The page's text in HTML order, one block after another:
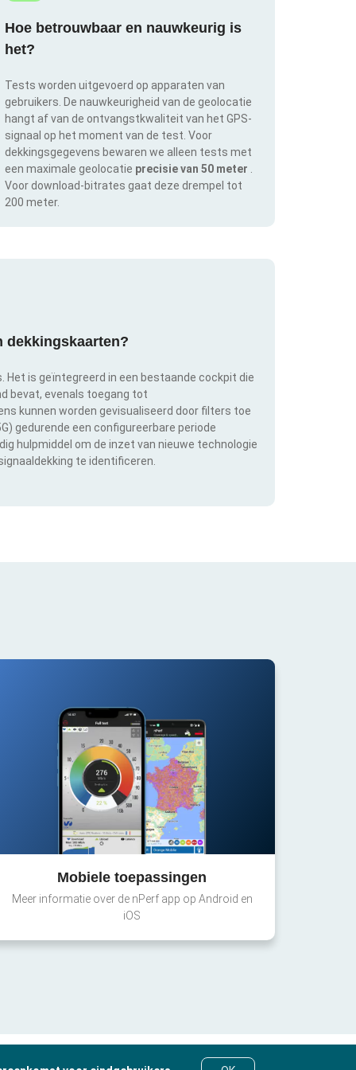
Hoe betrouwbaar en nauwkeurig is
het?
Tests worden uitgevoerd op apparaten van
gebruikers. De nauwkeurigheid van de geolocatie
hangt af van de ontvangstkwaliteit van het GPS-
signaal op het moment van de test. Voor
dekkingsgegevens bewaren we alleen tests met
een maximale geolocatie precisie van 50 meter
Voor download-bitrates gaat deze drempel tot
200 meter.
dekkingskaarten?
Het is geïntegreerd in een bestaande cockpit die
bevat, evenals toegang tot
kunnen worden gevisualiseerd door filters toe
gedurende een configureerbare periode
hulpmiddel om de inzet van nieuwe technologie
te identificeren.
Mobiele toepassingen
Meer informatie over de nPerf app op Android en
iOS